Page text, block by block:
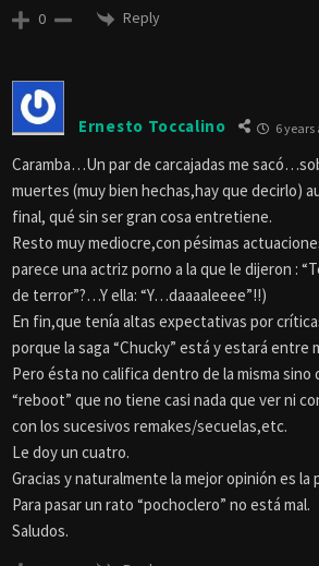
0 Reply
Ernesto Toccalino 6 years
Caramba…Un par de carcajadas me
muertes (muy bien hechas,hay que decirlo)
final, qué sin ser gran cosa entretiene.
Resto muy mediocre,con pésimas
parece una actriz porno a la que le dijeron :
de terror”?…Y ella: “Y…daaaaleeee”!!)
En fin,que tenía altas expectativas por
porque la saga “Chucky” está y estará entre
Pero ésta no califica dentro de la misma sino
“reboot” que no tiene casi nada que ver ni
con los sucesivos remakes/secuelas,etc.
Le doy un cuatro.
Gracias y naturalmente la mejor opinión es la
Para pasar un rato “pochoclero” no está mal.
Saludos.